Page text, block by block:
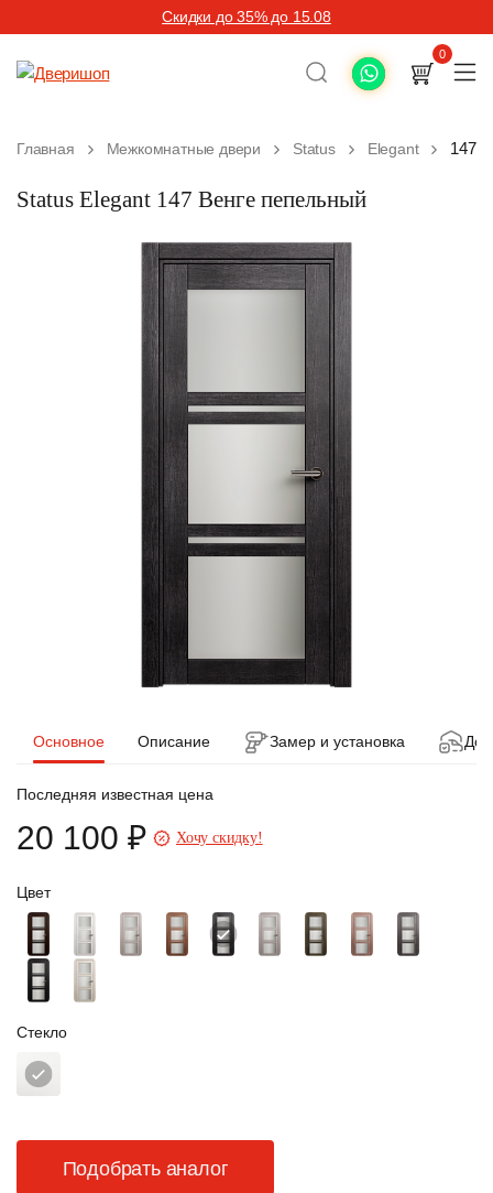
Скидки до 35% до 15.08
0
Главная Межкомнатные двери Status Elegant 147
Status Elegant 147 Венге пепельный
Основное Описание Замер и установка
Цвет
Стекло
Последняя известная цена
20 100 ₽ Хочу скидку!
Подобрать аналог